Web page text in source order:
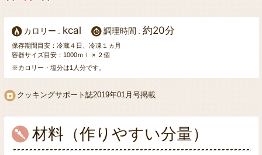
カロリー kcal 調理時間 約20分
保存期間目安：冷蔵４日、冷凍１ヵ月
容器サイズ目安：1000ｍｌ × ２個
※カロリー・塩分は1人分です。
クッキングサポート誌2019年01月号掲載
材料（作りやすい分量）